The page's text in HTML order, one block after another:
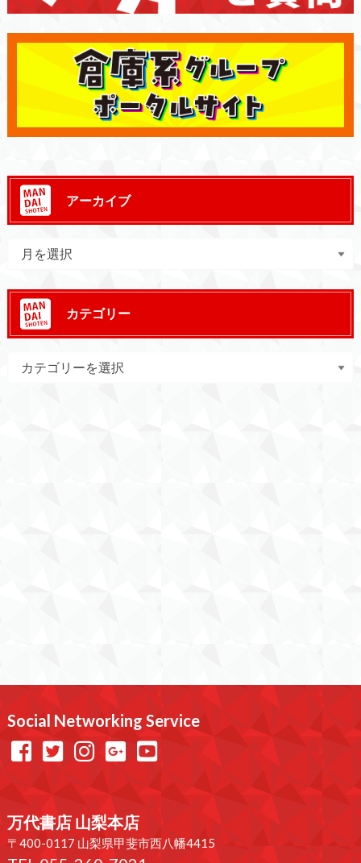
アーカイブ
カテゴリー
Social Networking Service
万代書店 山梨本店
〒400-0117 山梨県甲斐市西八幡4415